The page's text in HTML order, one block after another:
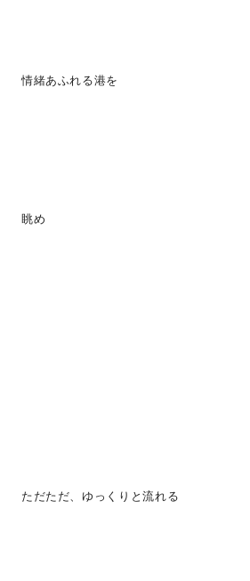
情緒あふれる港を
眺め
ただただ、ゆっくりと流れる